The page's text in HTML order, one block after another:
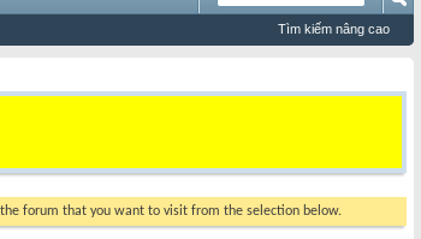
Tìm kiếm nâng cao
forum that you want to visit from the selection below.